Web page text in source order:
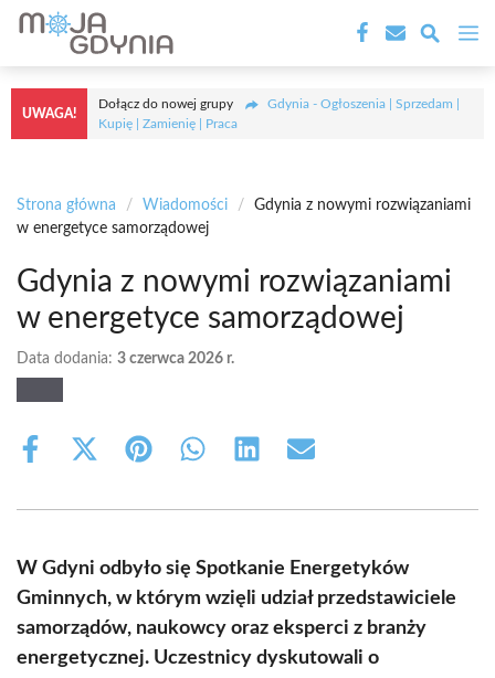
Przejdź
treści
UWAGA!
Dołącz do nowej grupy
Gdynia - Ogłoszenia | Sprzedam |
Kupię | Zamienię | Praca
Strona główna / Wiadomości /
Gdynia z nowymi rozwiązaniami
w energetyce samorządowej
Gdynia z nowymi rozwiązaniami
w energetyce samorządowej
Data dodania: 3 czerwca 2026 r.
Share
Share
(Twitter)
Share Share Share Share
W Gdyni odbyło się Spotkanie Energetyków
Gminnych, w którym wzięli udział przedstawiciele
samorządów, naukowcy oraz eksperci z branży
energetycznej. Uczestnicy dyskutowali o